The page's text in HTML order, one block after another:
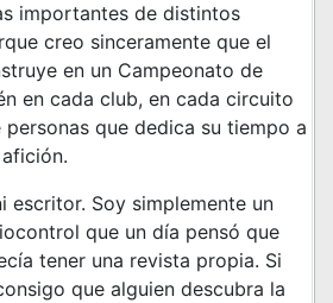
importantes de distintos
creo sinceramente que el
en un Campeonato de
en cada club, en cada circuito
que dedica su tiempo a
escritor. Soy simplemente un
que un día pensó que
tener una revista propia. Si
que alguien descubra la